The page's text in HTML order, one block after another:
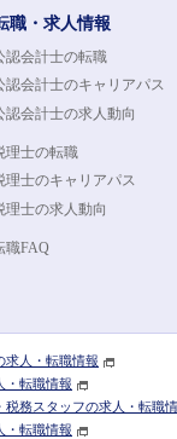
職・求人情報
認会計士の転職
認会計士のキャリアパス
認会計士の求人動向
理士の転職
理士のキャリアパス
理士の求人動向
職FAQ
人・転職情報
転職情報
務スタッフの求人・転職
転職情報